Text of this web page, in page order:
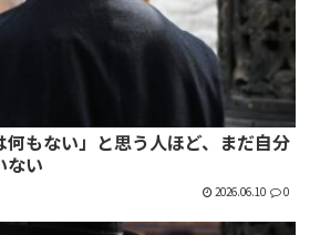
何もない」と思う人ほど、まだ自分
ない
2026.06.10 0